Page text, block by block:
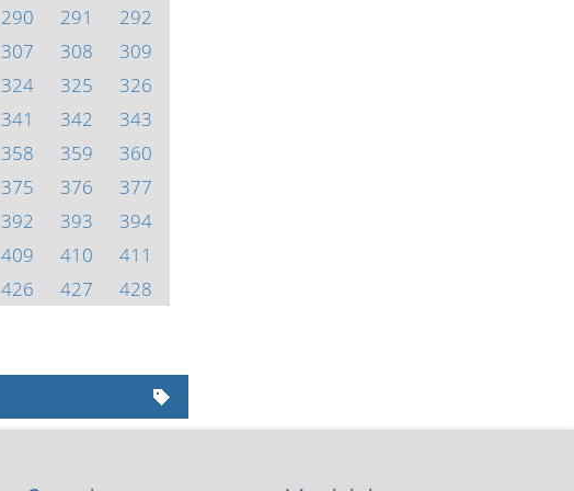
290 291
292
307 308
309
324 325
326
341 342
343
358 359
360
375 376
377
392 393
394
409 410
411
426 427
428